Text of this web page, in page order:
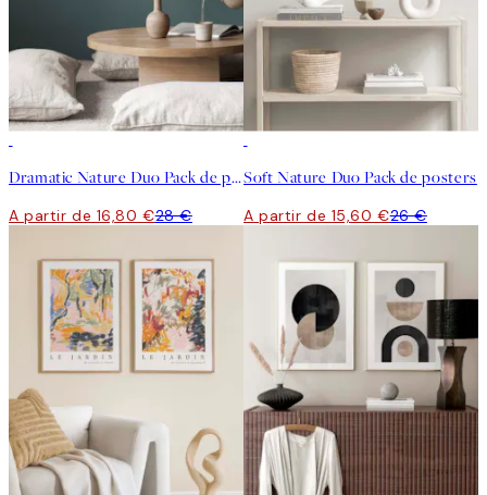
Dramatic Nature Duo Pack de posters
A partir de 16,80 €28 €
Soft Nature Duo Pack de posters
A partir de 15,60 €26 €